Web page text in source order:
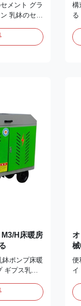
メント グラ
乳鉢のセメ
: 1. 調節可
性。 2. 縦
（流れ
10m ³ /h
構
る
ウ
H床暖房
ポンプ床暖
ギプス乳鉢
ング;2。パ
駄の化学セ
便
イ
す